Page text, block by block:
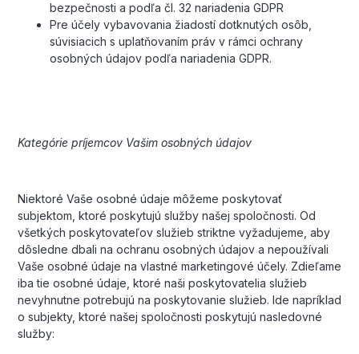
bezpečnosti a podľa čl. 32 nariadenia GDPR
Pre účely vybavovania žiadostí dotknutých osôb,
súvisiacich s uplatňovaním práv v rámci ochrany
osobných údajov podľa nariadenia GDPR.
Kategórie príjemcov Vašim osobných údajov
Niektoré Vaše osobné údaje môžeme poskytovať
subjektom, ktoré poskytujú služby našej spoločnosti. Od
všetkých poskytovateľov služieb striktne vyžadujeme, aby
dôsledne dbali na ochranu osobných údajov a nepoužívali
Vaše osobné údaje na vlastné marketingové účely. Zdieľame
iba tie osobné údaje, ktoré naši poskytovatelia služieb
nevyhnutne potrebujú na poskytovanie služieb. Ide napríklad
o subjekty, ktoré našej spoločnosti poskytujú nasledovné
služby: